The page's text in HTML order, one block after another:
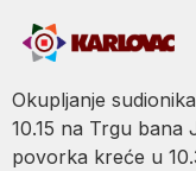
Okupljanje
10.15 na Trgu bana
povorka kreće u